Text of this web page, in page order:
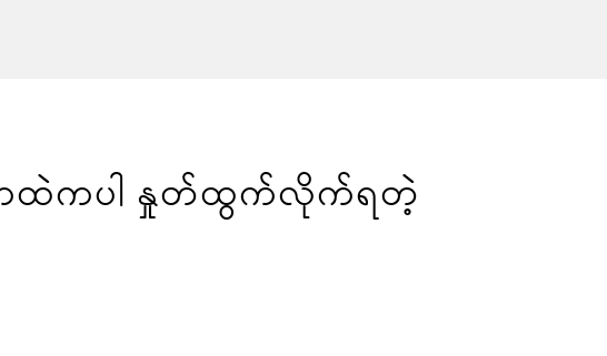
ာကထဲကပါ နှုတ်ထွက်လိုက်ရတဲ့